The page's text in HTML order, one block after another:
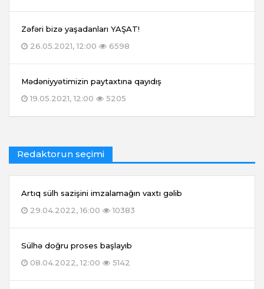
Zəfəri bizə yaşadanları YAŞAT!
26.05.2021, 12:00
6598
Mədəniyyətimizin paytaxtına qayıdış
19.05.2021, 12:00
5205
Redaktorun seçimi
Artıq sülh sazişini imzalamağın vaxtı gəlib
29.04.2022, 16:00
10383
Sülhə doğru proses başlayıb
08.04.2022, 12:00
5142